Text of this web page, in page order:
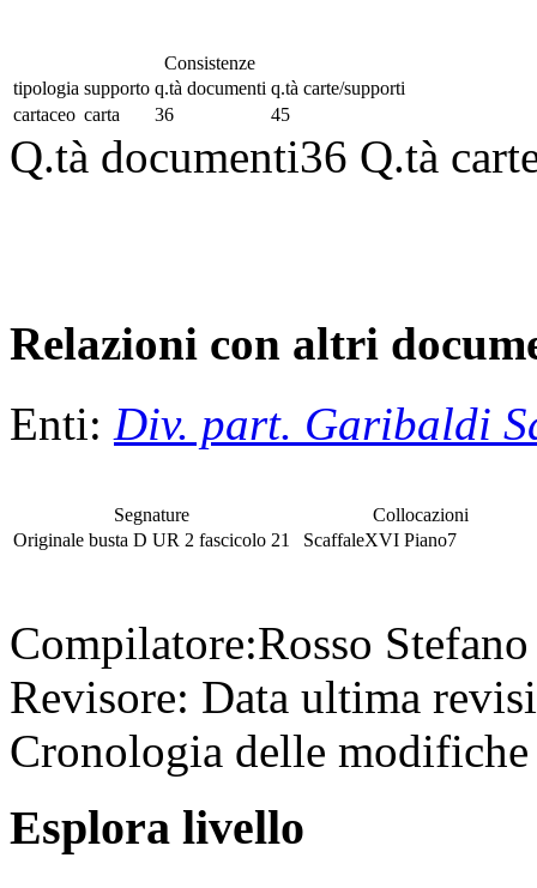
Consistenze
tipologia supporto q.tà documenti q.tà carte/supporti
cartaceo carta 36 45
Q.tà documenti36 Q.tà
Relazioni con altri
Enti: Div. part. Garibaldi
Segnature
Originale busta D UR 2 fascicolo 21
Collocazioni
ScaffaleXVI Piano7
Compilatore:Rosso
Revisore: Data ultima
Cronologia delle
Esplora livello